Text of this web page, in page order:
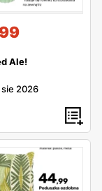
99
Ale!
sie 2026